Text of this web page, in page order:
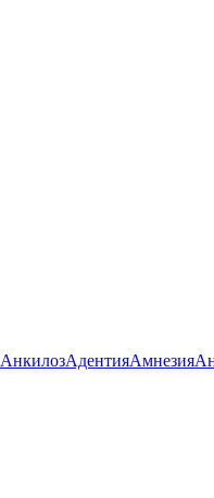
АнкилозАдентияАмнезия